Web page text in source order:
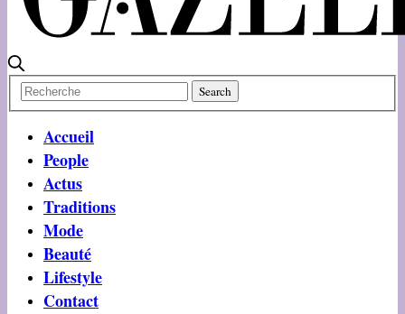
Accueil
People
Actus
Traditions
Mode
Beauté
Lifestyle
Contact